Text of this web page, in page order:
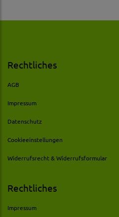
Rechtliches
AGB
Impressum
Datenschutz
Cookieeinstellungen
Widerrufsrecht & Widerrufsformular
Rechtliches
Impressum